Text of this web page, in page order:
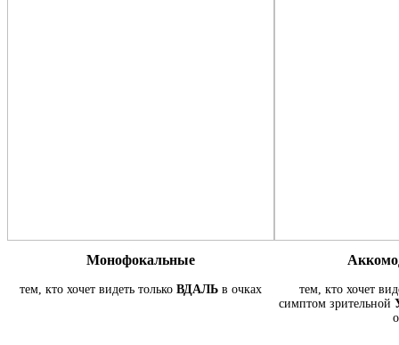
Монофокальные
тем, кто хочет видеть только ВДАЛЬ в очках
тем, кто хочет
симптом зрительной